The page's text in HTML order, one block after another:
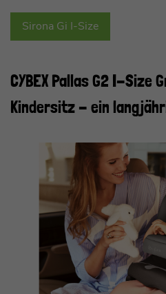
Sirona Gi I-Size
CYBEX Pallas G2 I-Size
Kindersitz - ein